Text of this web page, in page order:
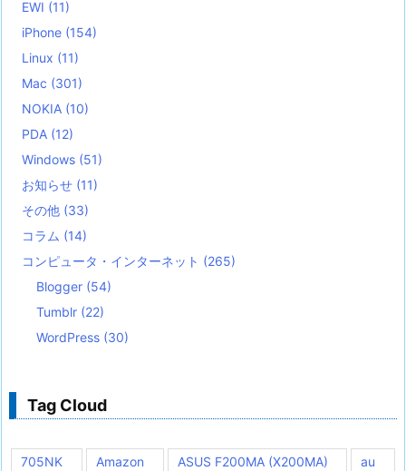
EWI (11)
iPhone (154)
Linux (11)
Mac (301)
NOKIA (10)
PDA (12)
Windows (51)
お知らせ (11)
その他 (33)
コラム (14)
コンピュータ・インターネット (265)
Blogger (54)
Tumblr (22)
WordPress (30)
Tag Cloud
705NK Amazon ASUS F200MA (X200MA)
au